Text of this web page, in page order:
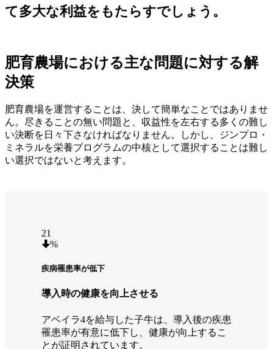
て多大な利益をもたらすでしょう。
肥育農場における主な問題に対する解
決策
肥育農場を運営することは、決して簡単なことではありませ
ん。尽きることの無い問題と、収益性を左右する多くの難し
い決断を日々下さなければなりません。しかし、ジンプロ・
ミネラルを栄養プログラムの中核として選択することは難し
い選択ではないと考えます。
21
%
疾病罹患率が低下
導入時の健康を向上させる
アベイラ4を給与した子牛は、導入後の疾患
罹患率が有意に低下し、健康が向上するこ
とが証明されています。